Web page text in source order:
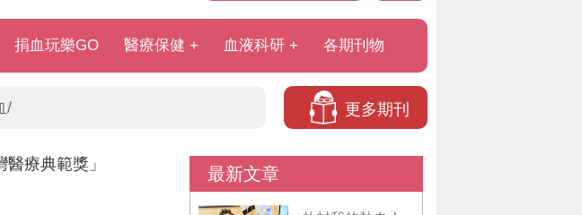
捐血玩樂GO 醫療保健 血液科研 各期刊物
/ 更多期刊
療典範獎」 最新文章